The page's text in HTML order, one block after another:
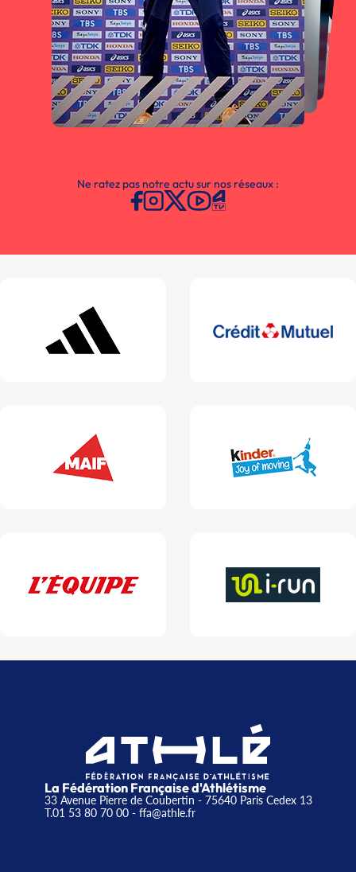
Ne ratez pas notre actu sur nos réseaux :
La Fédération Française d'Athlétisme
33 Avenue Pierre de Coubertin - 75640 Paris Cedex 13
T.01 53 80 70 00- ffa@athle.fr